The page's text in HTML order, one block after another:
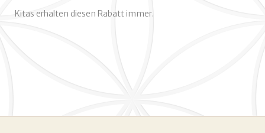
Kitas erhalten diesen Rabatt immer.